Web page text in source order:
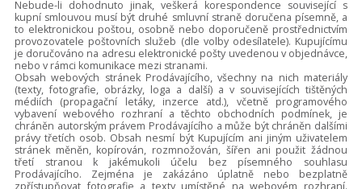
Nebude-li dohodnuto jinak, veškerá korespondence související s
kupní smlouvou musí být druhé smluvní straně doručena písemně, a
to elektronickou poštou, osobně nebo doporučeně prostřednictvím
provozovatele poštovních služeb (dle volby odesílatele). Kupujícímu
je doručováno na adresu elektronické pošty uvedenou v objednávce,
nebo v rámci komunikace mezi stranami.
Obsah webových stránek Prodávajícího, všechny na nich materiály
(texty, fotografie, obrázky, loga a další) a v souvisejících tištěných
médiích (propagační letáky, inzerce atd.), včetně programového
vybavení webového rozhraní a těchto obchodních podmínek, je
chráněn autorským právem Prodávajícího a může být chráněn dalšími
právy třetích osob. Obsah nesmí být Kupujícím ani jiným uživatelem
stránek měněn, kopírován, rozmnožován, šířen ani použit žádnou
třetí stranou k jakémukoli účelu bez písemného souhlasu
Prodávajícího. Zejména je zakázáno úplatně nebo bezplatně
zpřístupňovat fotografie a texty umístěné na webovém rozhraní.